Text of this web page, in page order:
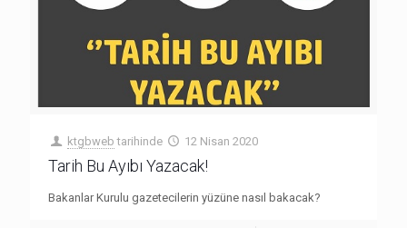
ktgbweb tarihinde 12 Nisan 2020
Tarih Bu Ayıbı Yazacak!
Bakanlar Kurulu gazetecilerin yüzüne nasıl bakacak?